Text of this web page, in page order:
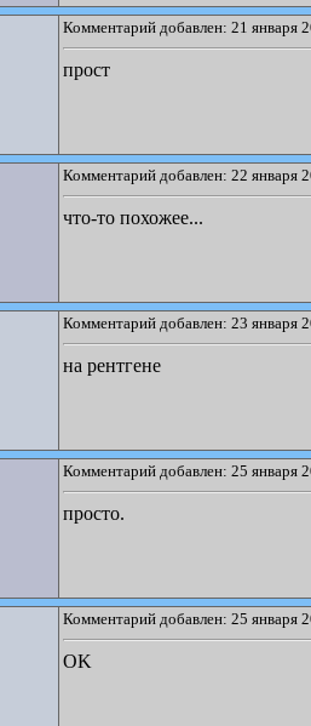
Комментарий добавлен: 21 января
прост
Комментарий добавлен: 22 января
что-то похожее...
Комментарий добавлен: 23 января
на рентгене
Комментарий добавлен: 25 января
просто.
Комментарий добавлен: 25 января
OK